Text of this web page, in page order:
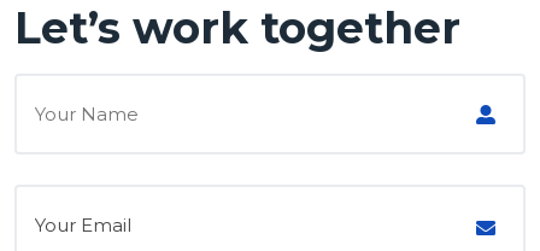
Let’s work together